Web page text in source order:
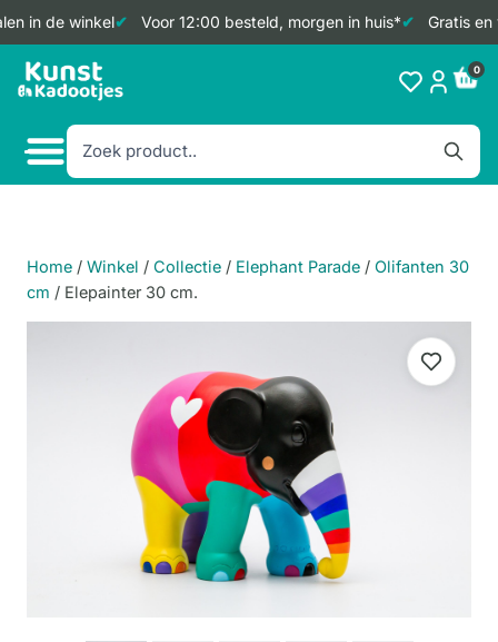
in de winkel Voor 12:00 besteld, morgen in huis* Gratis en
Doorgaan
naar
0
Home / Winkel / Collectie / Elephant Parade / Olifanten 30
cm / Elepainter 30 cm.